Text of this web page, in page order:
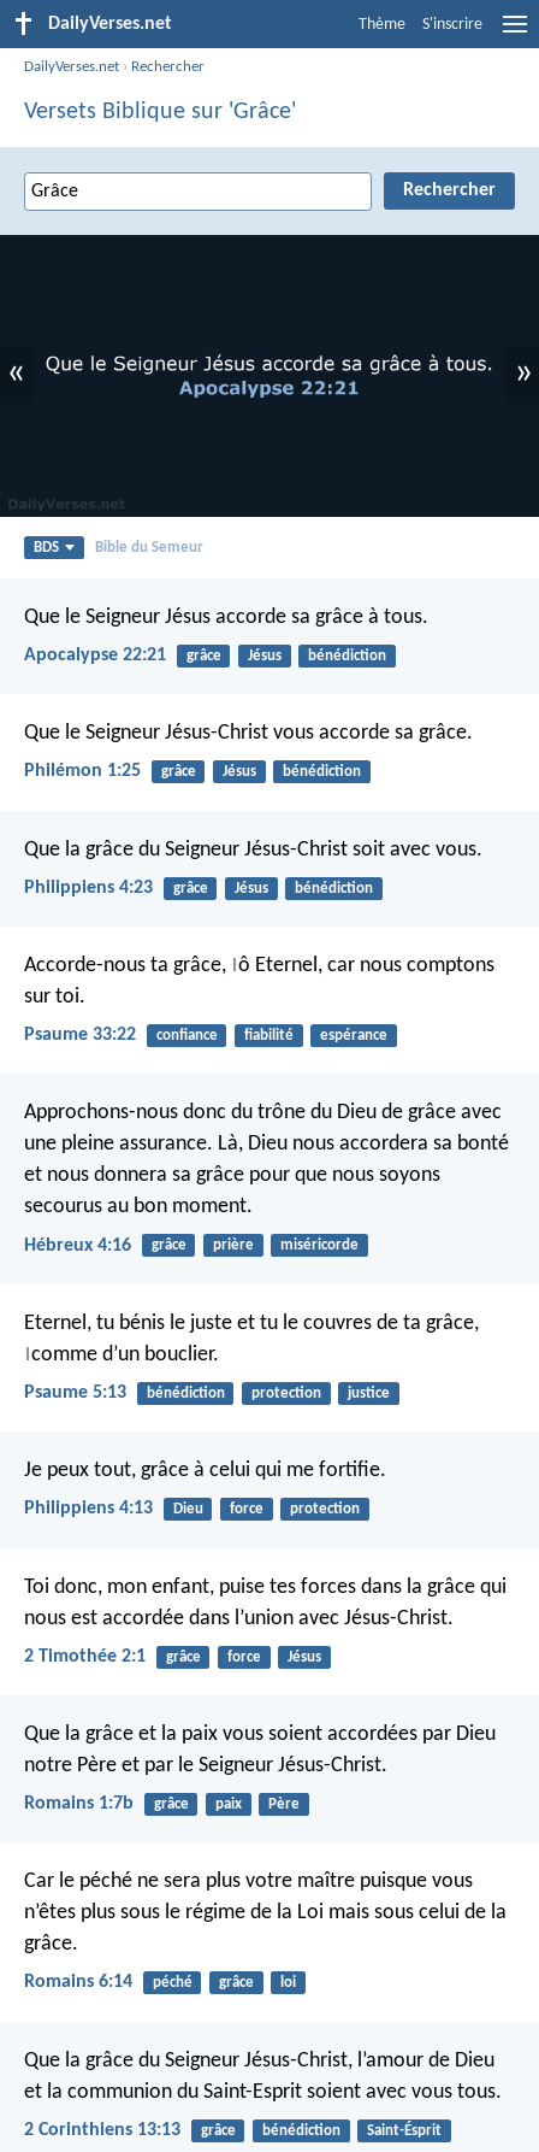
DailyVerses.net Thème S'inscrire
DailyVerses.net › Rechercher
Versets Biblique sur 'Grâce'
« »
BDS Bible du Semeur
Que le Seigneur Jésus accorde sa grâce à tous.
Apocalypse 22:21 grâce Jésus bénédiction
Que le Seigneur Jésus-Christ vous accorde sa grâce.
Philémon 1:25 grâce Jésus bénédiction
Que la grâce du Seigneur Jésus-Christ soit avec vous.
Philippiens 4:23 grâce Jésus bénédiction
Accorde-nous ta grâce, ô Eternel, car nous comptons
sur toi.
Psaume 33:22 confiance fiabilité espérance
Approchons-nous donc du trône du Dieu de grâce avec
une pleine assurance. Là, Dieu nous accordera sa bonté
et nous donnera sa grâce pour que nous soyons
secourus au bon moment.
Hébreux 4:16 grâce prière miséricorde
Eternel, tu bénis le juste et tu le couvres de ta grâce,
comme d’un bouclier.
Psaume 5:13 bénédiction protection justice
Je peux tout, grâce à celui qui me fortifie.
Philippiens 4:13 Dieu force protection
Toi donc, mon enfant, puise tes forces dans la grâce qui
nous est accordée dans l’union avec Jésus-Christ.
2 Timothée 2:1 grâce force Jésus
Que la grâce et la paix vous soient accordées par Dieu
notre Père et par le Seigneur Jésus-Christ.
Romains 1:7b grâce paix Père
Car le péché ne sera plus votre maître puisque vous
n’êtes plus sous le régime de la Loi mais sous celui de la
grâce.
Romains 6:14 péché grâce loi
Que la grâce du Seigneur Jésus-Christ, l’amour de Dieu
et la communion du Saint-Esprit soient avec vous tous.
2 Corinthiens 13:13 grâce bénédiction Saint-Ésprit